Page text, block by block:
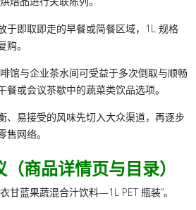
于即取即走的早餐或简餐区域，1L 规格
。
馆与企业茶水间可受益于多次倒取与顺畅
或会议茶歇中的蔬菜类饮品选项。
、易接受的风味先切入大众渠道，再逐步
网络。
商品详情页与目录）
甘蓝果蔬混合汁饮料—1L PET 瓶装”。